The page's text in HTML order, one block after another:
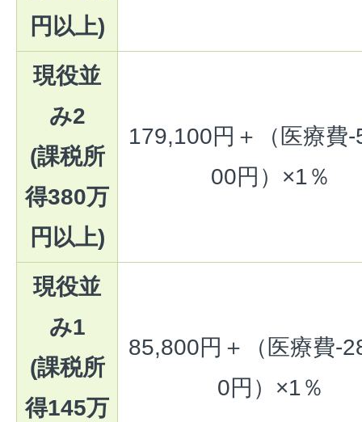
円以上)
現役並
み2
(課税所
得380万
円以上)
179,100円＋（医療費
00円）×1％
現役並
み1
(課税所
得145万
85,800円＋（医療費-
0円）×1％